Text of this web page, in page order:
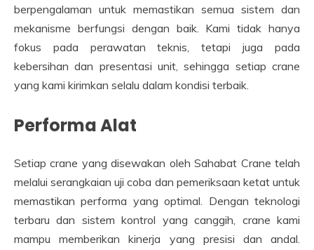
berpengalaman untuk memastikan semua sistem dan
mekanisme berfungsi dengan baik. Kami tidak hanya
fokus pada perawatan teknis, tetapi juga pada
kebersihan dan presentasi unit, sehingga setiap crane
yang kami kirimkan selalu dalam kondisi terbaik.
Performa Alat
Setiap crane yang disewakan oleh Sahabat Crane telah
melalui serangkaian uji coba dan pemeriksaan ketat untuk
memastikan performa yang optimal. Dengan teknologi
terbaru dan sistem kontrol yang canggih, crane kami
mampu memberikan kinerja yang presisi dan andal.